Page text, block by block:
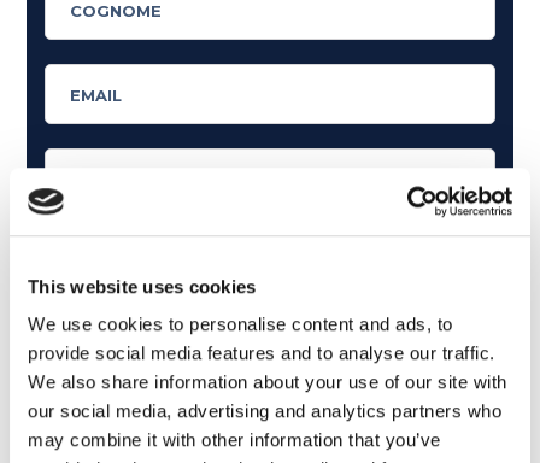
This website uses cookies
We use cookies to personalise content and ads, to
provide social media features and to analyse our traffic.
We also share information about your use of our site with
our social media, advertising and analytics partners who
may combine it with other information that you’ve
Cosa ti piace leggere?
Articoli dedicati alla grammatica inglese
Articoli dedicati a inglese nel mondo del lavoro
Articoli con tips e new sulla lingua inglese